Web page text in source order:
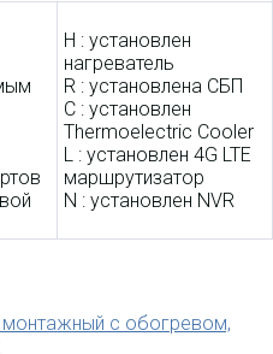
H : установлен
нагреватель
R : установлена СБП
C : установлен
Thermoelectric Cooler
L : установлен 4G LTE
маршрутизатор
N : установлен NVR